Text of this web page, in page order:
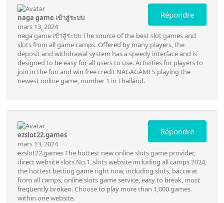
Répondre
naga game เข้าสู่ระบบ
mars 13, 2024
naga game เข้าสู่ระบบThe source of the best slot games and
slots from all game camps. Offered by many players, the
deposit and withdrawal system has a speedy interface and is
designed to be easy for all users to use. Activities for players to
join in the fun and win free credit NAGAGAMES playing the
newest online game, number 1 in Thailand.
Répondre
ezslot22.games
mars 13, 2024
ezslot22.gamesThe hottest new online slots game provider,
direct website slots No.1, slots website including all camps 2024,
the hottest betting game right now, including slots, baccarat
from all camps, online slots game service, easy to break, most
frequently broken. Choose to play more than 1,000 games
within one website.